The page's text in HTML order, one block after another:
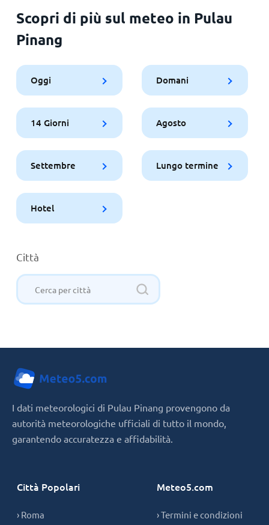
Scopri di più sul meteo in Pulau
Pinang
Oggi Domani
14 Giorni Agosto
Settembre Lungo termine
Hotel
Città
I dati meteorologici di Pulau Pinang provengono da
autorità meteorologiche ufficiali di tutto il mondo,
garantendo accuratezza e affidabilità.
Città Popolari
› Roma
Meteo5.com
› Termini e condizioni